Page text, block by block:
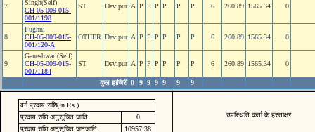
7
Singh(Self)
CH-05-009-015-
001/1198
ST Devipur A P P P P P P 6 260.89 1565.34 0
8
Fughni
CH-05-009-015-
001/120-A
OTHER Devipur A P P P P P P 6 260.89 1565.34 0
9
Ganeshwari(Self)
CH-05-009-015-
001/1184
ST Devipur A P P P P P P 6 260.89 1565.34 0
कुल हाजिरी 0 9 9 9 9 9 9
वर्ग प्रदाय राशि(In Rs.)
प्रदाय राशि अनुसूचित जाति
0
प्रदाय राशि अनुसूचित जनजाति
10957.38
उपस्थिति कर्ता के हस्ताक्षर